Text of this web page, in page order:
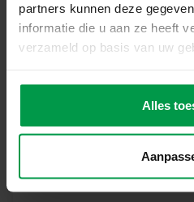
partners kunnen deze
informatie die u aan ze heeft
verzameld op basis van uw
Alles
dino’s gemaakt. Gebruik de
creativiteit de vrije loop om de
maken. Door het spelen met
– 7 verschillende kleuren klei:
blauw, geel en bruin
– 7 dino uitsteekvormpjes
Bij SES Creative vinden we
Nature